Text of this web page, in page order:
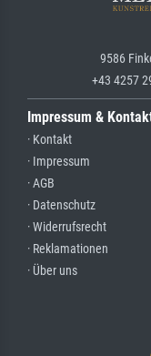
9586
+43 4257
Impressum &
· Kontakt
· Impressum
· AGB
· Datenschutz
· Widerrufsrecht
· Reklamationen
· Über uns